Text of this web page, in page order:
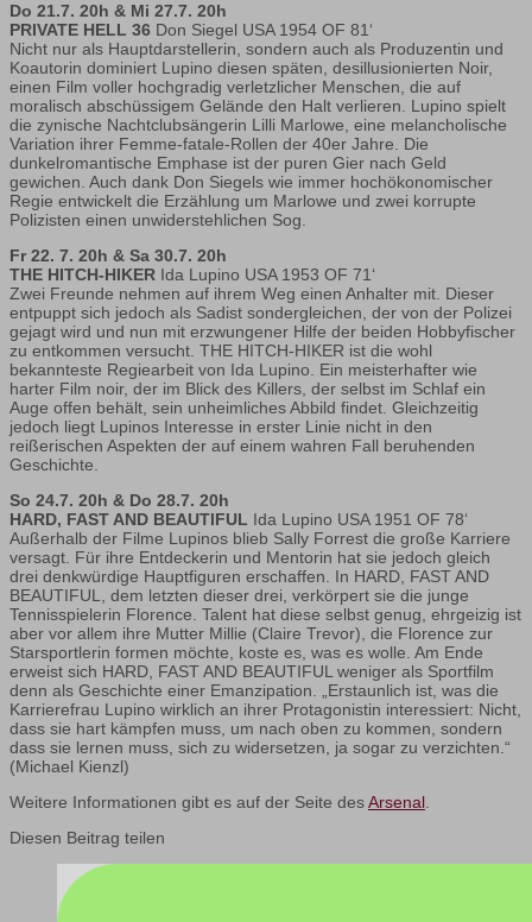
Do 21.7. 20h & Mi 27.7. 20h
PRIVATE HELL 36 Don Siegel USA 1954 OF 81‘
Nicht nur als Hauptdarstellerin, sondern auch als Produzentin und
Koautorin dominiert Lupino diesen späten, desillusionierten Noir,
einen Film voller hochgradig verletzlicher Menschen, die auf
moralisch abschüssigem Gelände den Halt verlieren. Lupino spielt
die zynische Nachtclubsängerin Lilli Marlowe, eine melancholische
Variation ihrer Femme-fatale-Rollen der 40er Jahre. Die
dunkelromantische Emphase ist der puren Gier nach Geld
gewichen. Auch dank Don Siegels wie immer hochökonomischer
Regie entwickelt die Erzählung um Marlowe und zwei korrupte
Polizisten einen unwiderstehlichen Sog.
Fr 22. 7. 20h & Sa 30.7. 20h
THE HITCH-HIKER Ida Lupino USA 1953 OF 71‘
Zwei Freunde nehmen auf ihrem Weg einen Anhalter mit. Dieser
entpuppt sich jedoch als Sadist sondergleichen, der von der Polizei
gejagt wird und nun mit erzwungener Hilfe der beiden Hobbyfischer
zu entkommen versucht. THE HITCH-HIKER ist die wohl
bekannteste Regiearbeit von Ida Lupino. Ein meisterhafter wie
harter Film noir, der im Blick des Killers, der selbst im Schlaf ein
Auge offen behält, sein unheimliches Abbild findet. Gleichzeitig
jedoch liegt Lupinos Interesse in erster Linie nicht in den
reißerischen Aspekten der auf einem wahren Fall beruhenden
Geschichte.
So 24.7. 20h & Do 28.7. 20h
HARD, FAST AND BEAUTIFUL Ida Lupino USA 1951 OF 78‘
Außerhalb der Filme Lupinos blieb Sally Forrest die große Karriere
versagt. Für ihre Entdeckerin und Mentorin hat sie jedoch gleich
drei denkwürdige Hauptfiguren erschaffen. In HARD, FAST AND
BEAUTIFUL, dem letzten dieser drei, verkörpert sie die junge
Tennisspielerin Florence. Talent hat diese selbst genug, ehrgeizig ist
aber vor allem ihre Mutter Millie (Claire Trevor), die Florence zur
Starsportlerin formen möchte, koste es, was es wolle. Am Ende
erweist sich HARD, FAST AND BEAUTIFUL weniger als Sportfilm
denn als Geschichte einer Emanzipation. „Erstaunlich ist, was die
Karrierefrau Lupino wirklich an ihrer Protagonistin interessiert: Nicht,
dass sie hart kämpfen muss, um nach oben zu kommen, sondern
dass sie lernen muss, sich zu widersetzen, ja sogar zu verzichten.“
(Michael Kienzl)
Weitere Informationen gibt es auf der Seite desArsenal.
Diesen Beitrag teilen